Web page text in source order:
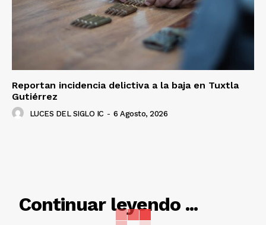
Reportan incidencia delictiva a la baja en Tuxtla
Gutiérrez
LUCES DEL SIGLO IC - 6 Agosto, 2026
Continuar leyendo ...
RELACIONADO